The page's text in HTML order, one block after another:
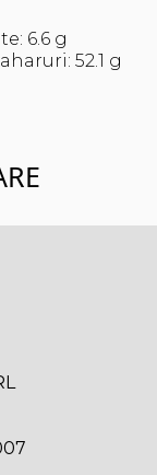
6.6 g
52.1 g